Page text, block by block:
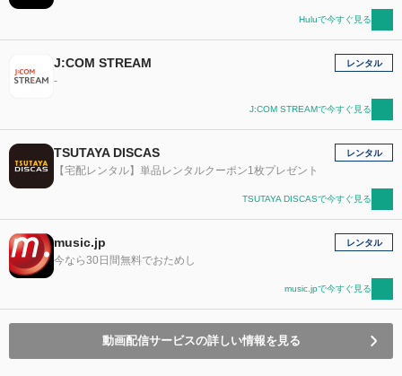
Huluで今すぐ見る
J:COM STREAM
-
レンタル
J:COM STREAMで今すぐ見る
TSUTAYA DISCAS
【宅配レンタル】単品レンタルクーポン1枚プレゼント
レンタル
TSUTAYA DISCASで今すぐ見る
music.jp
今なら30日間無料でおためし
レンタル
music.jpで今すぐ見る
動画配信サービスの詳しい情報を見る